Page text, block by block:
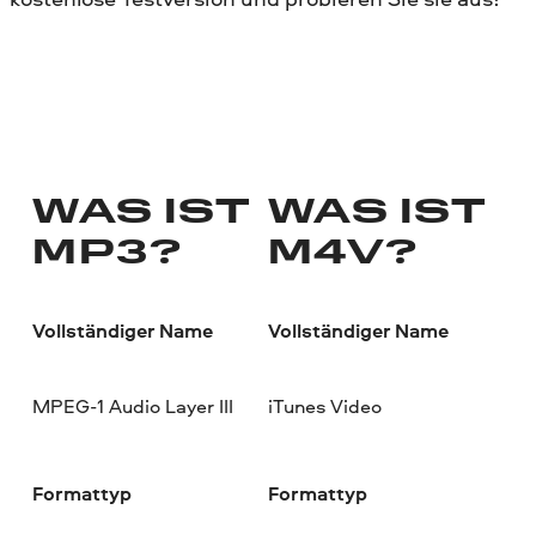
WAS IST
MP3?
Vollständiger Name
MPEG-1 Audio Layer III
Formattyp
WAS IST
M4V?
Vollständiger Name
iTunes Video
Formattyp